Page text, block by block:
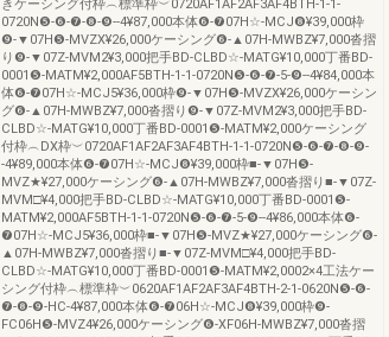
きケーシング付枠︵標準枠︶0720AF1AF2AF3AF4BTH-1-1-
0720N❺-❻-❼-❽-❾--4¥87,000本体❻-❼07H☆-MCJ❽¥39,000枠
❾-▼07H❺-MVZX¥26,000ケーシング❻-▲07H-MWBZ¥7,000沓摺
り❾-▼07Z-MVM2¥3,000把手BD-CLBD☆-MATG¥10,000丁番BD-
0001❺-MATM¥2,000AF5BTH-1-1-0720N❺-❻-❼-5-❾--4¥84,000本
体❻-❼07H☆-MCJ5¥36,000枠❾-▼07H❺-MVZX¥26,000ケーシン
グ❻-▲07H-MWBZ¥7,000沓摺り❾-▼07Z-MVM2¥3,000把手BD-
CLBD☆-MATG¥10,000丁番BD-0001❺-MATM¥2,000ケーシング
付枠︵DX枠︶0720AF1AF2AF3AF4BTH-1-1-0720N❺-❻-❼-❽-❾-
-4¥89,000本体❻-❼07H☆-MCJ❽¥39,000枠■-▼07H❺-
MVZ★¥27,000ケーシング❻-▲07H-MWBZ¥7,000沓摺り■-▼07Z-
MVM□¥4,000把手BD-CLBD☆-MATG¥10,000丁番BD-0001❺-
MATM¥2,000AF5BTH-1-1-0720N❺-❻-❼-5-❾--4¥86,000本体❻-
❼07H☆-MCJ5¥36,000枠■-▼07H❺-MVZ★¥27,000ケーシング❻-
▲07H-MWBZ¥7,000沓摺り■-▼07Z-MVM□¥4,000把手BD-
CLBD☆-MATG¥10,000丁番BD-0001❺-MATM¥2,0002×4工法ケー
シング付枠︵標準枠︶0620AF1AF2AF3AF4BTH-2-1-0620N❺-❻-
❼-❽-❾-HC-4¥87,000本体❻-❼06H☆-MCJ❽¥39,000枠❾-
FC06H❺-MVZ4¥26,000ケーシング❻-XF06H-MWBZ¥7,000沓摺